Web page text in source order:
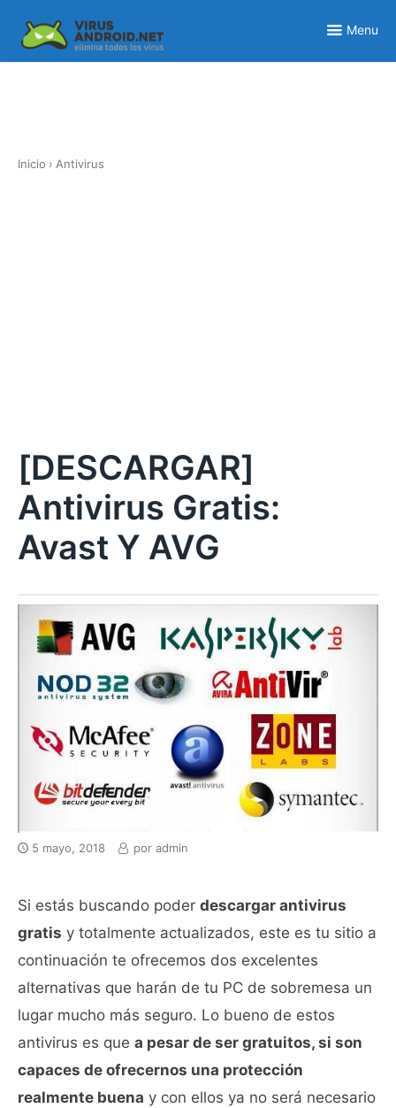
content
Menu
Inicio › Antivirus
[DESCARGAR]
Antivirus Gratis:
Avast Y AVG
5 mayo, 2018 por admin
Si estás buscando poder descargar antivirus
gratis y totalmente actualizados, este es tu sitio a
continuación te ofrecemos dos excelentes
alternativas que harán de tu PC de sobremesa un
lugar mucho más seguro. Lo bueno de estos
antivirus es que a pesar de ser gratuitos, si son
capaces de ofrecernos una protección
realmente buena y con ellos ya no será necesario